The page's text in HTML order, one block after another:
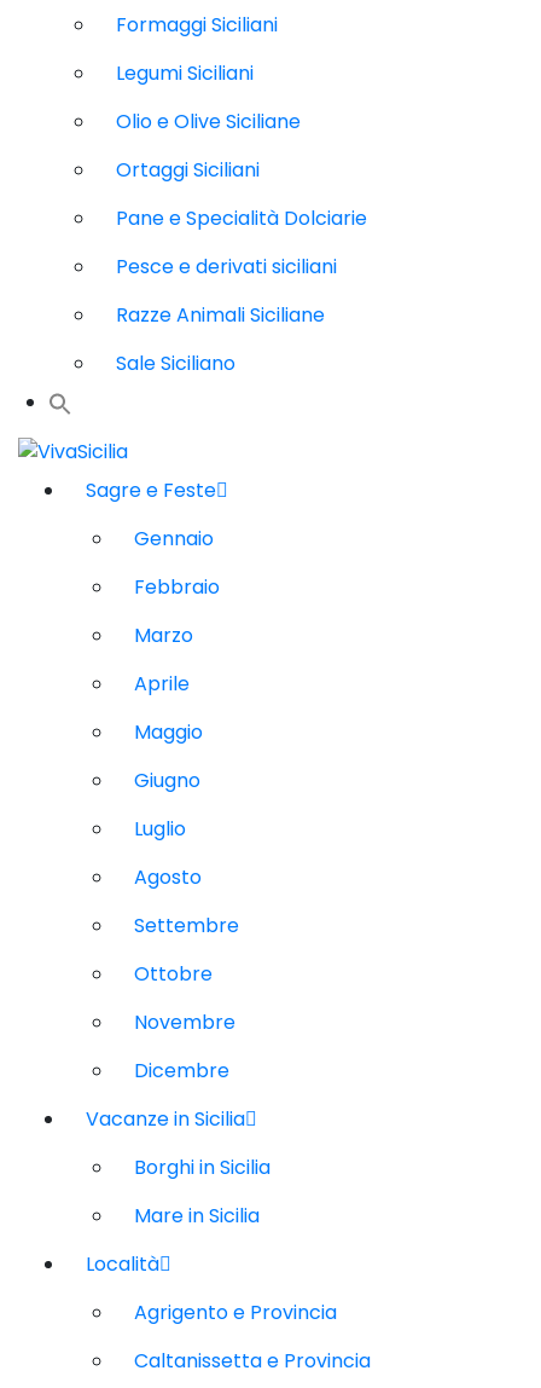
Formaggi Siciliani
Legumi Siciliani
Olio e Olive Siciliane
Ortaggi Siciliani
Pane e Specialità Dolciarie
Pesce e derivati siciliani
Razze Animali Siciliane
Sale Siciliano
Sagre e Feste
Gennaio
Febbraio
Marzo
Aprile
Maggio
Giugno
Luglio
Agosto
Settembre
Ottobre
Novembre
Dicembre
Vacanze in Sicilia
Borghi in Sicilia
Mare in Sicilia
Località
Agrigento e Provincia
Caltanissetta e Provincia